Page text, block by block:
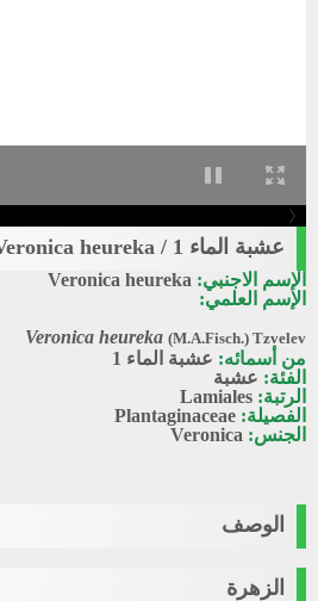
عشبة الماء 1 / Veronica heureka
الإسم الاجنبي: Veronica heureka
الإسم العلمي:
Veronica heureka (M.A.Fisch.) Tzvelev
من أسمائه: عشبة الماء 1
الفئة: عشبة
الرتبة: Lamiales
الفصيلة: Plantaginaceae
الجنس: Veronica
الوصف
الزهرة